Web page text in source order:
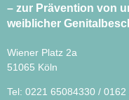
– zur Prävention von
weiblicher
Wiener Platz 2a
51065 Köln
Tel: 0221 65084330 / 0162